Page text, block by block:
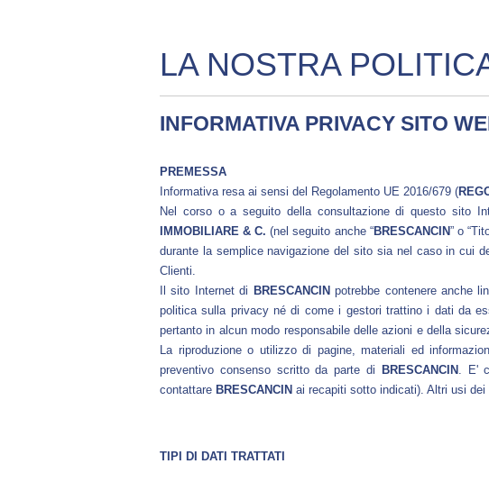
LA NOSTRA
INFORMATIVA PRIVACY SITO
PREMESSA
Informativa resa ai sensi del Regolamento UE 2016/679 (
Nel corso o a seguito della consultazione di questo sito
IMMOBILIARE & C. (nel seguito anche “BRESCANCIN” o
durante la semplice navigazione del sito sia nel caso in cui
Clienti.
Il sito Internet di BRESCANCINpotrebbe contenere anche
politica sulla privacy né di come i gestori trattino i dati da
pertanto in alcun modo responsabile delle azioni e della
La riproduzione o utilizzo di pagine, materiali ed
preventivo consenso scritto da parte di BRESCANCIN. E'
contattare BRESCANCIN ai recapiti sotto indicati). Altri usi
TIPI DI DATI TRATTATI